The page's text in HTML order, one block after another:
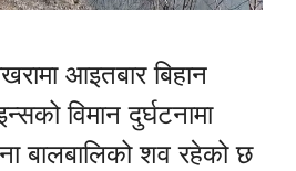
आइतबार बिहान
विमान दुर्घटनामा
बालबालिको शव रहेको छ